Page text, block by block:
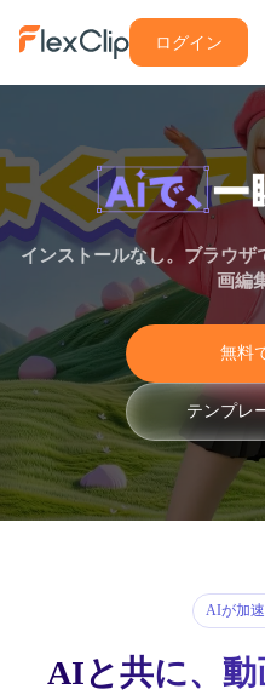
ログイン
インストールなし。ブラウ
画編
無料
テ ンプレ
AIが加
AIと共に、